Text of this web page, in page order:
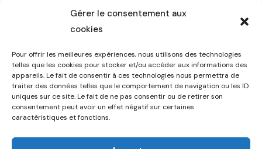
Gérer le consentement aux
cookies
Pour offrir les meilleures expériences, nous utilisons des technologies
telles que les cookies pour stocker et/ou accéder aux informations des
appareils. Le fait de consentir à ces technologies nous permettra de
traiter des données telles que le comportement de navigation ou les ID
uniques sur ce site. Le fait de ne pas consentir ou de retirer son
consentement peut avoir un effet négatif sur certaines
caractéristiques et fonctions.